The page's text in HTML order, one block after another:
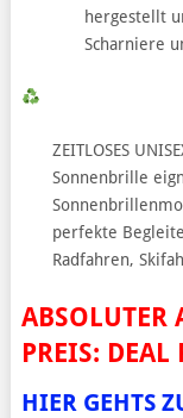
hergestellt
Scharniere
ZEITLOSES
Sonnenbrille
perfekte
Radfahren,
ABSOLUTER
PREIS: DEAL
HIER GEHTS